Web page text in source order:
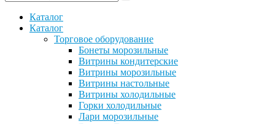
Каталог
Каталог
Торговое оборудование
Бонеты морозильные
Витрины кондитерские
Витрины морозильные
Витрины настольные
Витрины холодильные
Горки холодильные
Лари морозильные